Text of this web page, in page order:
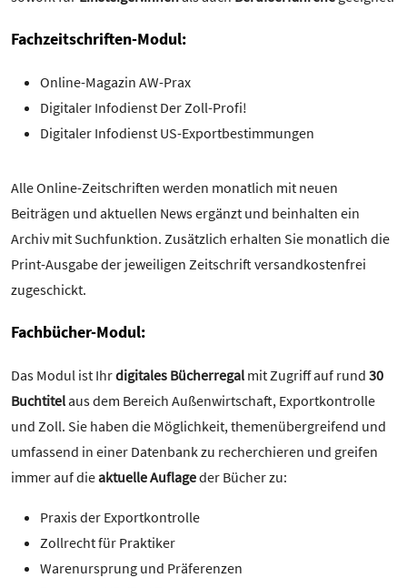
Fachzeitschriften-Modul:
Online-Magazin AW-Prax
Digitaler Infodienst Der Zoll-Profi!
Digitaler Infodienst US-Exportbestimmungen
Alle Online-Zeitschriften werden monatlich mit neuen
Beiträgen und aktuellen News ergänzt und beinhalten ein
Archiv mit Suchfunktion. Zusätzlich erhalten Sie monatlich die
Print-Ausgabe der jeweiligen Zeitschrift versandkostenfrei
zugeschickt.
Fachbücher-Modul:
Das Modul ist Ihrdigitales Bücherregal mit Zugriff auf rund 30
Buchtitelaus dem Bereich Außenwirtschaft, Exportkontrolle
und Zoll. Sie haben die Möglichkeit, themenübergreifend und
umfassend in einer Datenbank zu recherchieren und greifen
immer auf dieaktuelle Auflageder Bücher zu:
Praxis der Exportkontrolle
Zollrecht für Praktiker
Warenursprung und Präferenzen